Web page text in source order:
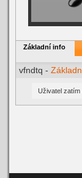
Základní info
vfndtq -
Uživatel zatím